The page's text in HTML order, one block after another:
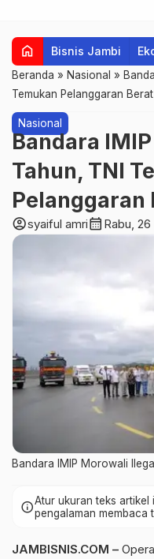
home Bisnis Jambi
Beranda » Nasional »
Temukan Pelanggaran Berat
Nasional
Bandara
Tahun, TNI
Pelanggaran
account_circlesyaiful amricalendar_month Rabu,
Bandara IMIP Morowali
infoAtur ukuran teks artikel
pengalaman membaca
JAMBISNIS.COM –